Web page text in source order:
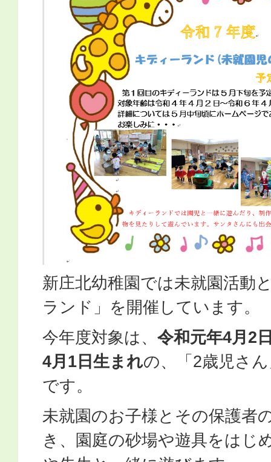
新庄北幼稚園では未就園活動
ランド」を開催しています。
今年度対象は、 令和元年4月2
4月1日生まれの、「2歳児さ
です。
未就園のお子様とその保護者
き、園庭の砂場や遊具をはじ